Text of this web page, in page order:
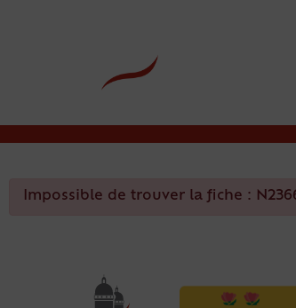
Impossible de trouver la fiche :